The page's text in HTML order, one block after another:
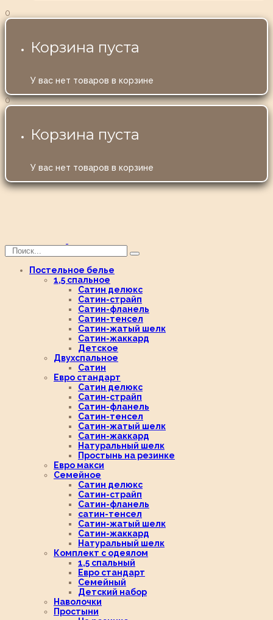
0
Корзина пуста
У вас нет товаров в корзине
0
Корзина пуста
У вас нет товаров в корзине
Постельное белье
1,5 спальное
Сатин делюкс
Сатин-страйп
Сатин-фланель
Сатин-тенсел
Сатин-жатый шелк
Сатин-жаккард
Детское
Двухспальное
Сатин
Евро стандарт
Сатин делюкс
Сатин-страйп
Сатин-фланель
Сатин-тенсел
Сатин-жатый шелк
Сатин-жаккард
Натуральный шелк
Простынь на резинке
Евро макси
Семейное
Сатин делюкс
Сатин-страйп
Сатин-фланель
сатин-тенсел
Сатин-жатый шелк
Сатин-жаккард
Натуральный шелк
Комплект с одеялом
1,5 спальный
Евро стандарт
Семейный
Детский набор
Наволочки
Простыни